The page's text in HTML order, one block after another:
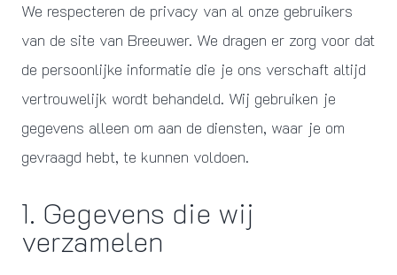
We respecteren de privacy van al onze gebruikers
van de site van Breeuwer. We dragen er zorg voor dat
de persoonlijke informatie die je ons verschaft altijd
vertrouwelijk wordt behandeld. Wij gebruiken je
gegevens alleen om aan de diensten, waar je om
gevraagd hebt, te kunnen voldoen.
1. Gegevens die wij
verzamelen